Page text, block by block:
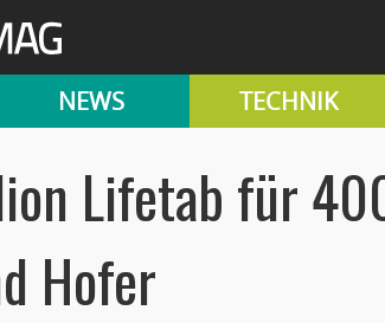
NEWS TECHNIK
Lifetab für
Hofer